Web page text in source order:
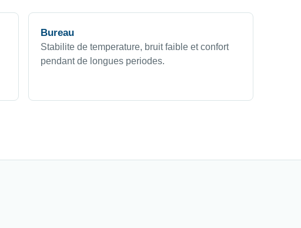
Bureau
Stabilite de temperature, bruit faible et confort
pendant de longues periodes.